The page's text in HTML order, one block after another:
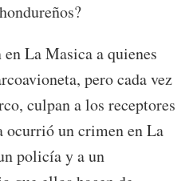
La Masica a quienes
pero cada vez
culpan a los receptores
ocurrió un crimen en La
policía y a un